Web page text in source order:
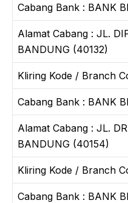
Cabang Bank : BANK
Alamat Cabang : JL.
BANDUNG (40132)
Kliring Kode / Branch
Cabang Bank : BANK
Alamat Cabang : JL.
BANDUNG (40154)
Kliring Kode / Branch
Cabang Bank : BANK